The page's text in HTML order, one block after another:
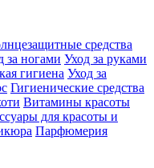
средства
за ногами Уход за руками
гигиена Уход за
Гигиенические средства
Витамины красоты
для красоты и
Парфюмерия